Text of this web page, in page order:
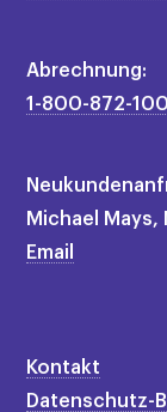
Abrechnung:
1-800-872-
Michael Mays,
Email
Kontakt
Datenschutz-